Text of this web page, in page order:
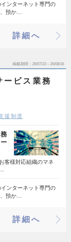
ンターネット専門の
預か…
詳細へ
掲載期間 26/07/22～26/08/16
ービス業務
援制度
客様対応組織のマネ
ンターネット専門の
預か…
詳細へ